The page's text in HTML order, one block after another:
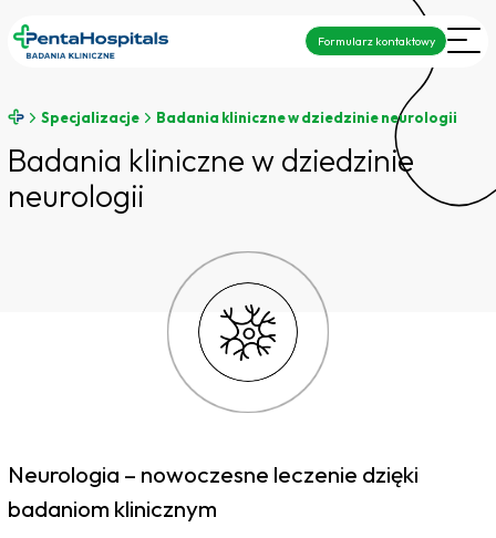
Formularz kontaktowy
Specjalizacje Badania kliniczne w dziedzinie neurologii
Badania kliniczne w dziedzinie
neurologii
Neurologia – nowoczesne leczenie dzięki
badaniom klinicznym